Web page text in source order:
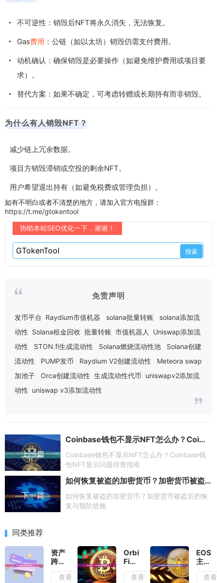
不可逆性：销毁后NFT将永久消失，无法恢复。
Gas费用 ：公链（如以太坊）销毁仍需支付费用。
动机确认：确保销毁是必要操作（如避免维护费用或项目要
求）。
替代方案：如果不确定，可考虑转赠或长期持有而非销毁。
为什么有人销毁NFT？
减少链上冗余数据。
项目方销毁滞销或空投的剩余NFT。
用户希望退出持有（如避免税费或管理负担）。
如有不明白或者不清楚的地方，请加入官方电报群：
https://t.me/gtokentool
协助本站SEO优化一下，谢谢！
免责声明
发币平台 Raydium市值机器 solana批量转账
solana添加流
动性 Solana租金回收 批量转账 市值机器人
Uniswap添加流
动性
STON.fi生成流动性 Solana燃烧流动性池
Solana创建
流动性
PUMP发币 Raydium V2创建流动性
Meteora swap
加池子
Orca创建流动性 生成流动性代币 uniswapv2添加流
动性 uniswap v3添加流动性
上一篇
Coinbase钱包不显示NFT怎么办？Coinbase钱包NFT显示问题排查指南
Coinbase钱包不显示NFT怎么办？Coinbase钱
包NFT显示问题排查指南
下一篇
如何恢复被盗的加密货币？加密货币被盗后的恢复与预防措施
如何恢复被盗的加密货币？加密货币被盗后的恢
复与预防措施
同类推荐
资产
跨链
操作
教程
查看
Orbiter
Finance
使用
教程
查看
EOS
主网
资产
兑换
查看